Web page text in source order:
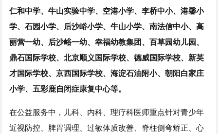
仁和中学、牛山实验中学、 空港小学、李桥中小、港馨小
学、石园小学、后沙峪小学、牛山小学、南法信中小、高
丽营一幼、后沙峪一幼、幸福幼教集团、百草园幼儿园、
鼎石国际学校、北京顺义国际学校、德威国际学校、新英
才国际学校、京西国际学校、海淀石油附小、朝阳白家庄
小学、五彩鹿自闭症康复中心等。
在公益服务中，儿科、内科、理疗科医师重点针对青少年
近视防控、脾胃调理、过敏体质改善、脊柱侧弯矫正、心